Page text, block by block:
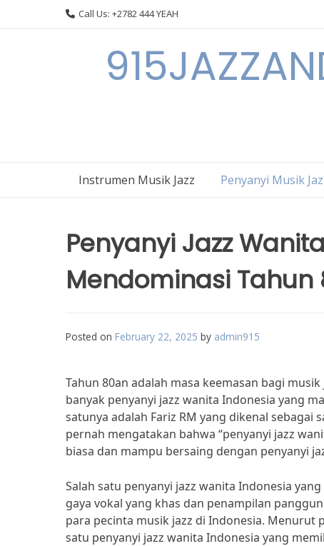
Call Us: +2782 444 YEAH
Instrumen Musik Jazz Penyanyi Musik
Penyanyi Jazz
Mendominasi Tahun
Posted on February 22, 2025 by admin915
Tahun 80an adalah masa keemasan bagi
banyak penyanyi jazz wanita Indonesia yang
satunya adalah Fariz RM yang dikenal sebagai
pernah mengatakan bahwa “penyanyi jazz
biasa dan mampu bersaing dengan penyanyi
Salah satu penyanyi jazz wanita Indonesia
gaya vokal yang khas dan penampilan
para pecinta musik jazz di Indonesia. Menurut
satu penyanyi jazz wanita Indonesia yang